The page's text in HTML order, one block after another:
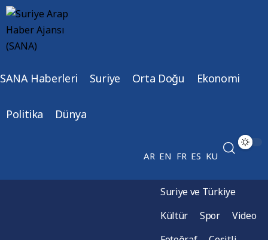
SANA Haberleri Suriye Orta Doğu Ekonomi
Politika Dünya
AR EN FR ES KU
Suriye ve Türkiye
Kültür
Spor
Video